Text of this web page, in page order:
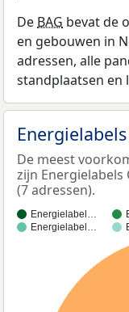
De BAG bevat de
en gebouwen in
adressen, alle
standplaatsen en
Energielabels
De meest
zijn Energielabels
(7 adressen).
Energielabel…
Energielabel…